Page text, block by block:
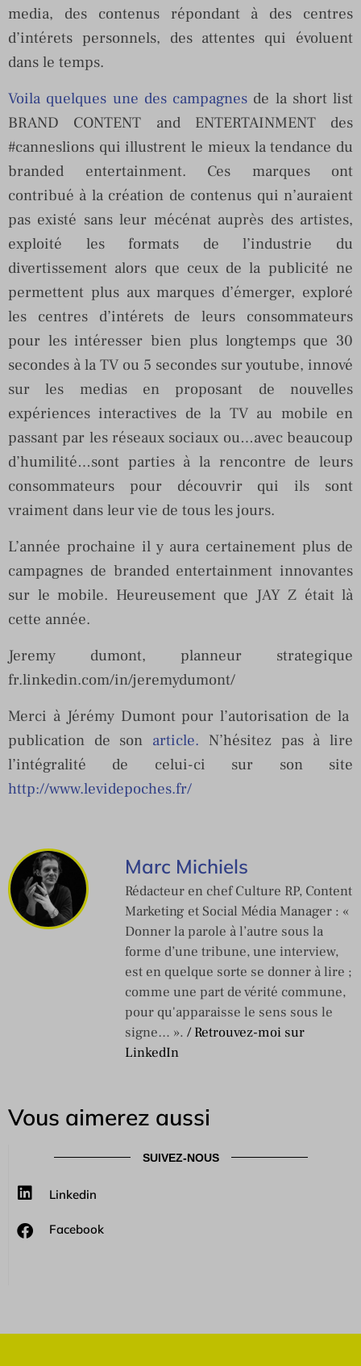
media, des contenus répondant à des centres
d’intérets personnels, des attentes qui évoluent
dans le temps.
Voila quelques une des campagnes de la short list
BRAND CONTENT and ENTERTAINMENT des
#canneslions qui illustrent le mieux la tendance du
branded entertainment. Ces marques ont
contribué à la création de contenus qui n’auraient
pas existé sans leur mécénat auprès des artistes,
exploité les formats de l’industrie du
divertissement alors que ceux de la publicité ne
permettent plus aux marques d’émerger, exploré
les centres d’intérets de leurs consommateurs
pour les intéresser bien plus longtemps que 30
secondes à la TV ou 5 secondes sur youtube, innové
sur les medias en proposant de nouvelles
expériences interactives de la TV au mobile en
passant par les réseaux sociaux ou…avec beaucoup
d’humilité…sont parties à la rencontre de leurs
consommateurs pour découvrir qui ils sont
vraiment dans leur vie de tous les jours.
L’année prochaine il y aura certainement plus de
campagnes de branded entertainment innovantes
sur le mobile. Heureusement que JAY Z était là
cette année.
Jeremy dumont, planneur strategique
fr.linkedin.com/in/jeremydumont/
Merci à Jérémy Dumont pour l’autorisation de la
publication de son article. N’hésitez pas à lire
l’intégralité de celui-ci sur son site
http://www.levidepoches.fr/
Marc Michiels
Rédacteur en chef Culture RP, Content
Marketing et Social Média Manager : «
Donner la parole à l’autre sous la
forme d’une tribune, une interview,
est en quelque sorte se donner à lire ;
comme une part de vérité commune,
pour qu'apparaisse le sens sous le
signe… ». / Retrouvez-moi sur
LinkedIn
Vous aimerez aussi
SUIVEZ-NOUS
Linkedin
Facebook